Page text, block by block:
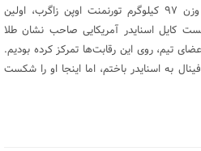
امیرعلی آذرپیرا موفق شد در فینال وزن ۹۷ کیلوگرم تورنمنت اوپن زاگرب، اولین
سال ۲۰۲۴ با شکست کایل اسنایدر آمریکایی صاحب نشان طلا
تیم، روی این رقابت‌ها تمرکز کرده بودیم.
به اسنایدر باختم، اما اینجا او را شکست